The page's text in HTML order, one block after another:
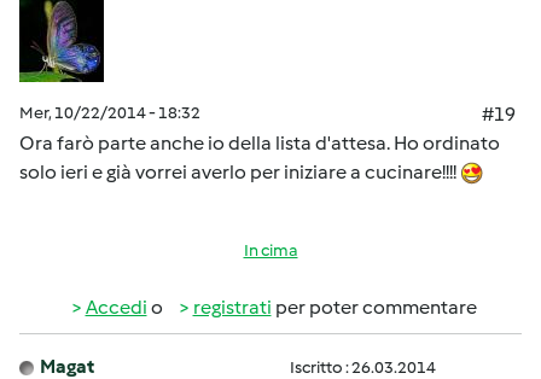
Mer, 10/22/2014 - 18:32
#19
Ora farò parte anche io della lista d'attesa. Ho ordinato
solo ieri e già vorrei averlo per iniziare a cucinare!!!!
In cima
Accedi o registrati per poter commentare
Magat Iscritto : 26.03.2014